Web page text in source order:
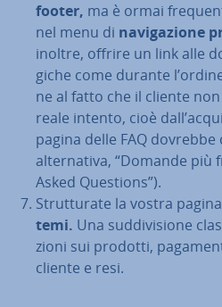
footer, ma è ormai
nel menu di na­vi­ga­zio­ne
inoltre, offrire un link alle
gi­che come durante
ne al fatto che il cliente
reale intento, cioè
pagina delle FAQ
al­ter­na­ti­va, “Domande più
Asked Questions”).
Strut­tu­ra­te la vostra pagina
temi. Una sud­di­vi­sio­ne
zio­ni sui prodotti,
cliente e resi.